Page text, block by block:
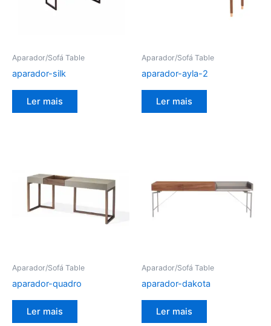
Aparador/Sofá Table
aparador-silk
Ler mais
Aparador/Sofá Table
aparador-ayla-2
Ler mais
Aparador/Sofá Table
aparador-quadro
Ler mais
Aparador/Sofá Table
aparador-dakota
Ler mais